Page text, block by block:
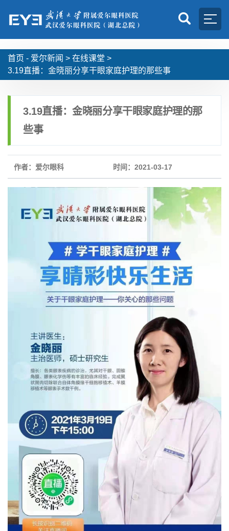
首页 - 爱尔新闻 > 在线课堂 >
3.19直播：金晓丽分享干眼家庭护理的那些事
3.19直播：金晓丽分享干眼家庭护理的那
些事
作者：爱尔眼科 时间：2021-03-17